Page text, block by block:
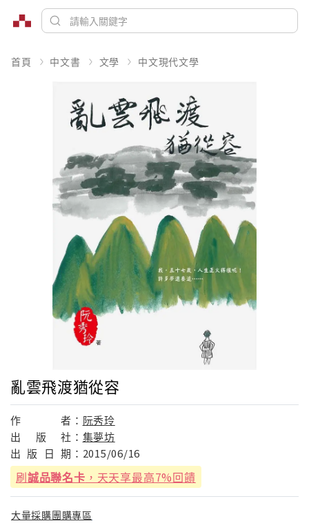
首頁 中文書 文學 中文現代文學
亂雲飛渡猶從容
作 者： 阮秀玲
出
版 社： 集夢坊
出 版 日 期： 2015/06/16
刷誠品聯名卡 ，天天享最高7%回饋
大量採購團購專區